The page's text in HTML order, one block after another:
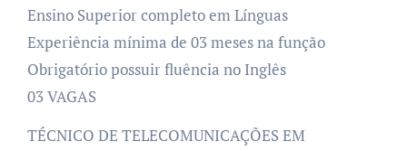
Ensino Superior completo em Línguas
Experiência mínima de 03 meses na função
Obrigatório possuir fluência no Inglês
03 VAGAS
TÉCNICO DE TELECOMUNICAÇÕES EM